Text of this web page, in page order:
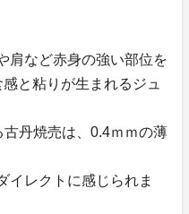
肩など赤身の強い部位を
と粘りが生まれるジュ
古丹焼売は、0.4ｍｍの薄
イレクトに感じられま